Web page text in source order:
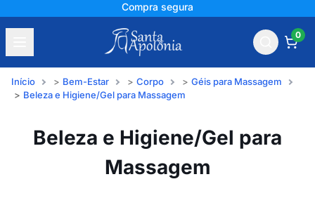
Compra segura
0
Início Bem-Estar Corpo
Géis para Massagem
Beleza e Higiene/Gel para Massagem
Beleza e Higiene/Gel para
Massagem